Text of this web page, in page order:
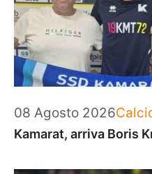
08 Agosto 2026
Kamarat, arriva Boris